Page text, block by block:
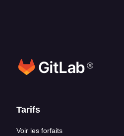
®
Liens en bas de
Tarifs
Voir les forfaits